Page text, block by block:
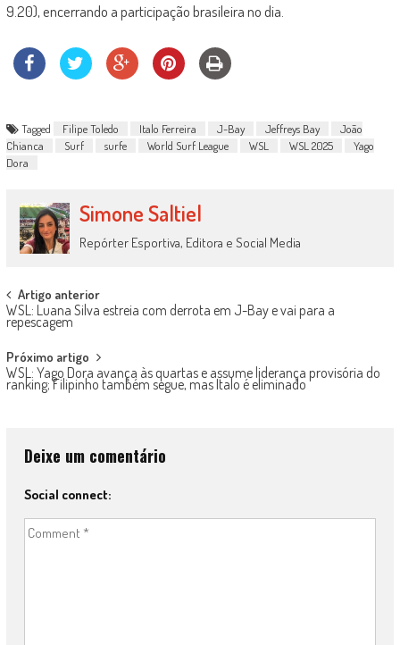
9.20), encerrando a participação brasileira no dia.
Tagged Filipe Toledo Italo Ferreira J-Bay Jeffreys Bay
João
Chianca
Surf surfe World Surf League WSL WSL 2025
Yago
Dora
Simone Saltiel
Repórter Esportiva, Editora e Social Media
Post
navigation
Artigo anterior
WSL: Luana Silva estreia com derrota em J-Bay e vai para a
repescagem
Próximo artigo
WSL: Yago Dora avança às quartas e assume liderança provisória do
ranking; Filipinho também segue, mas Italo é eliminado
Deixe um comentário
Social connect: